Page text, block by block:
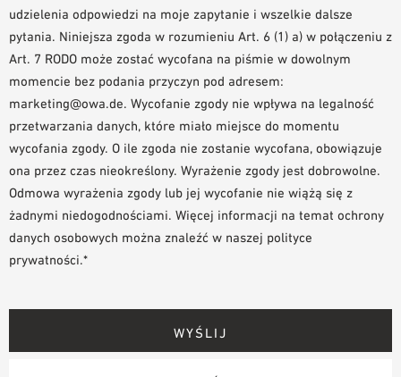
udzielenia odpowiedzi na moje zapytanie i wszelkie dalsze
pytania. Niniejsza zgoda w rozumieniu Art. 6 (1) a) w połączeniu z
Art. 7 RODO może zostać wycofana na piśmie w dowolnym
momencie bez podania przyczyn pod adresem:
marketing@owa.de. Wycofanie zgody nie wpływa na legalność
przetwarzania danych, które miało miejsce do momentu
wycofania zgody. O ile zgoda nie zostanie wycofana, obowiązuje
ona przez czas nieokreślony. Wyrażenie zgody jest dobrowolne.
Odmowa wyrażenia zgody lub jej wycofanie nie wiążą się z
żadnymi niedogodnościami. Więcej informacji na temat ochrony
danych osobowych można znaleźć w naszej polityce
prywatności.*